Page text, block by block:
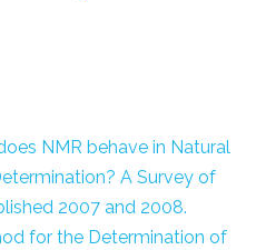
NMR behave in Natural
A Survey of
2007 and 2008.
for the Determination of